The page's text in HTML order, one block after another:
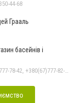
44-68
Грааль
басейнів і
+380(44)502-01-02, +380(66)777-78-42, +380(67)777-82-19, +380(67)890-80-80, +380(73)890-80-80, +380(44)502-01-03